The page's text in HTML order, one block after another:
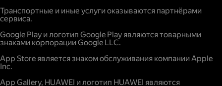
Транспортные и иные услуги оказываются партнёрами
сервиса.
Google Play и логотип Google Play являются товарными
знаками корпорации Google LLC.
App Store является знаком обслуживания компании Apple
Inc.
App Gallery, HUAWEI и логотип HUAWEI являются